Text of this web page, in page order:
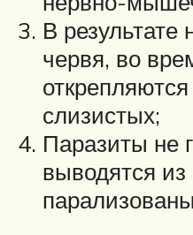
В результате
червя, во
открепляются
слизистых;
Паразиты не
выводятся из